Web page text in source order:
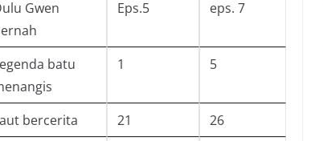
Gwen
Eps.5 eps. 7
batu
1 5
bercerita 21
26